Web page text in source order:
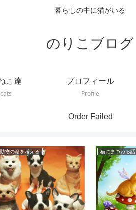
暮らしの中に猫がいる
のりこブログ
こ達
プロフィール
Profile
Order Failed
動物の命を考える 猫にまつわる話